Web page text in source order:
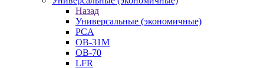
Назад
Универсальные (экономичные)
PCA
ОВ-31М
OB-70
LFR